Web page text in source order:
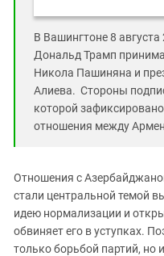
В Вашингтоне 8
Дональд Трамп
Николa Пашиняна и
Алиева. Стороны
которой
отношения между
Отношения с
стали центральной темой
идею нормализации и
обвиняет его в уступках.
только борьбой партий, но